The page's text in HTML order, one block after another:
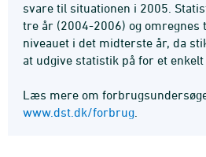
svare til situationen i 2005.
tre år (2004-2006) og
niveauet i det midterste år, da
at udgive statistik på for et enkelt
Læs mere om
www.dst.dk/forbrug